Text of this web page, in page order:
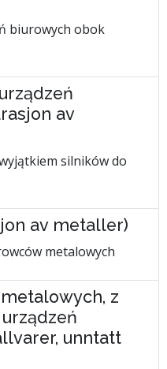
biurowych obok
av
silników do
av metaller)
metalowych
z
unntatt